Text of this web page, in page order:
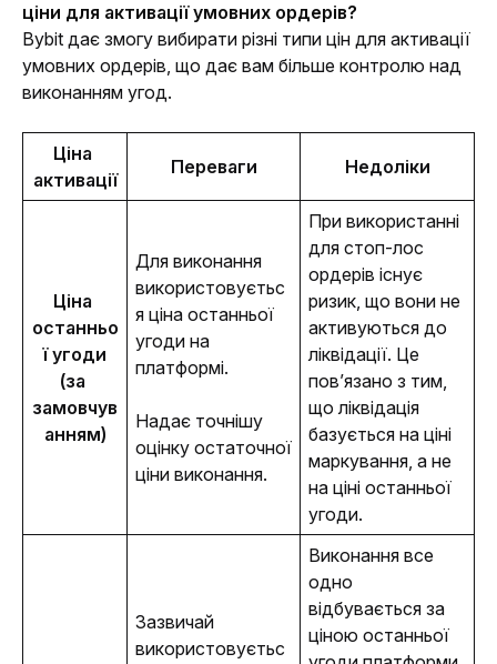
ціни для активації умовних ордерів?
Bybit дає змогу вибирати різні типи цін для активації
умовних ордерів, що дає вам більше контролю над
виконанням угод.
Ціна
активації
Переваги Недоліки
Ціна
останньо
ї угоди
(за
замовчув
анням)
Для виконання
використовуєтьс
я ціна останньої
угоди на
платформі.
Надає точнішу
оцінку остаточної
ціни виконання.
При використанні
для стоп-лос
ордерів існує
ризик, що вони не
активуються до
ліквідації. Це
пов’язано з тим,
що ліквідація
базується на ціні
маркування, а не
на ціні останньої
угоди.
Зазвичай
використовуєтьс
Виконання все
одно
відбувається за
ціною останньої